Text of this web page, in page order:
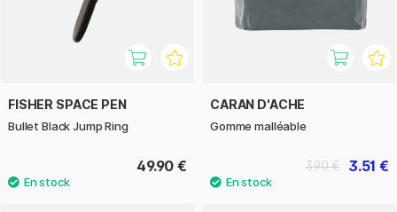
FISHER SPACE PEN
Bullet Black Jump Ring
49.90 €
CARAN D'ACHE
Gomme malléable
3.51 €
3.90 €